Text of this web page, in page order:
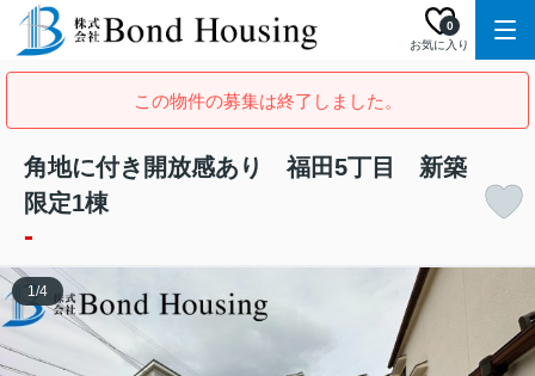
お気に入り
0
この物件の募集は終了しました。
角地に付き開放感あり 福田5丁目 新築
限定1棟
-
1/4